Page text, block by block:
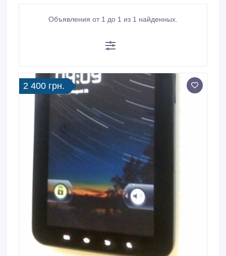
Объявления от 1 до 1 из 1 найденных.
2 400 грн.